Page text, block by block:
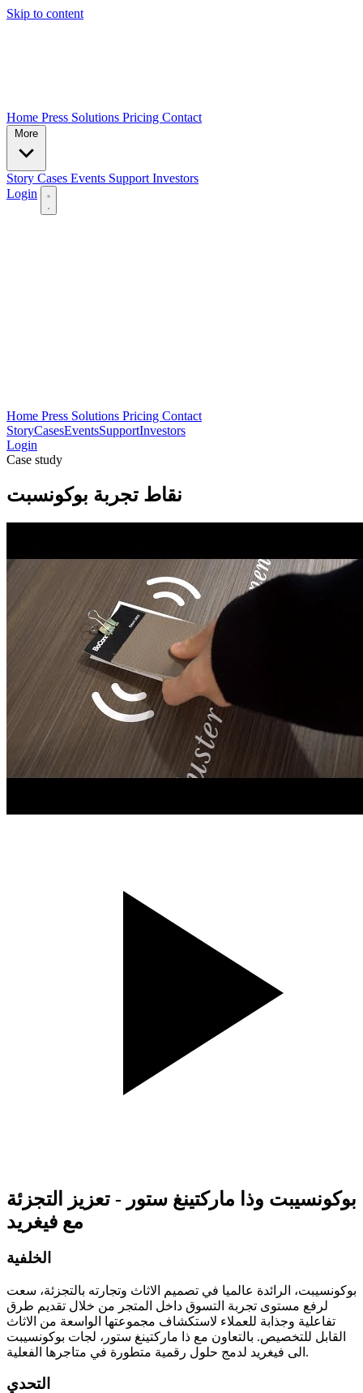
Skip to content
Home Press Solutions Pricing Contact
Story Cases Events SupportInvestors
Login
Home Press Solutions Pricing Contact
StoryCasesEventsSupportInvestors
Login
Case study
نقاط تجربة بوكونسبت
بوكونسيبت وذا ماركتينغ ستور - تعزيز التجزئة
مع فيغريد
الخلفية
بوكونسيبت، الرائدة عالميا في تصميم الاثاث وتجارته بالتجزئة، سعت
لرفع مستوى تجربة التسوق داخل المتجر من خلال تقديم طرق
تفاعلية وجذابة للعملاء لاستكشاف مجموعتها الواسعة من الاثاث
القابل للتخصيص. بالتعاون مع ذا ماركتينغ ستور، لجات بوكونسيبت
الى فيغريد لدمج حلول رقمية متطورة في متاجرها الفعلية.
التحدي